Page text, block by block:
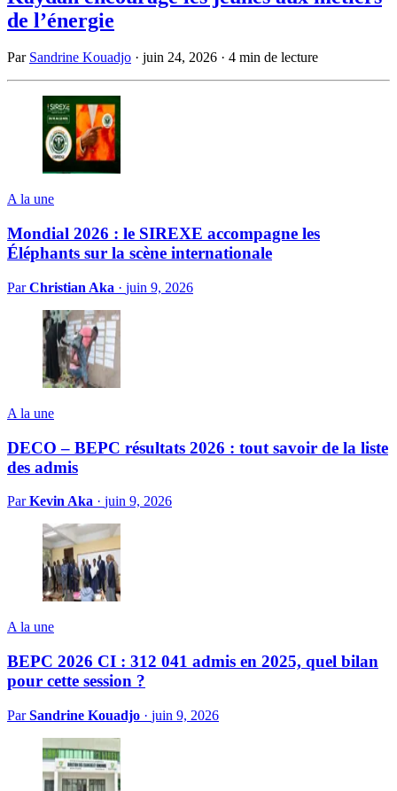
de l’énergie
Par Sandrine Kouadjo · juin 24, 2026 · 4 min de lecture
A la une
Mondial 2026 : le SIREXE accompagne les
Éléphants sur la scène internationale
ParChristian Aka · juin 9, 2026
A la une
DECO – BEPC résultats 2026 : tout savoir de la liste
des admis
ParKevin Aka · juin 9, 2026
A la une
BEPC 2026 CI : 312 041 admis en 2025, quel bilan
pour cette session ?
ParSandrine Kouadjo · juin 9, 2026